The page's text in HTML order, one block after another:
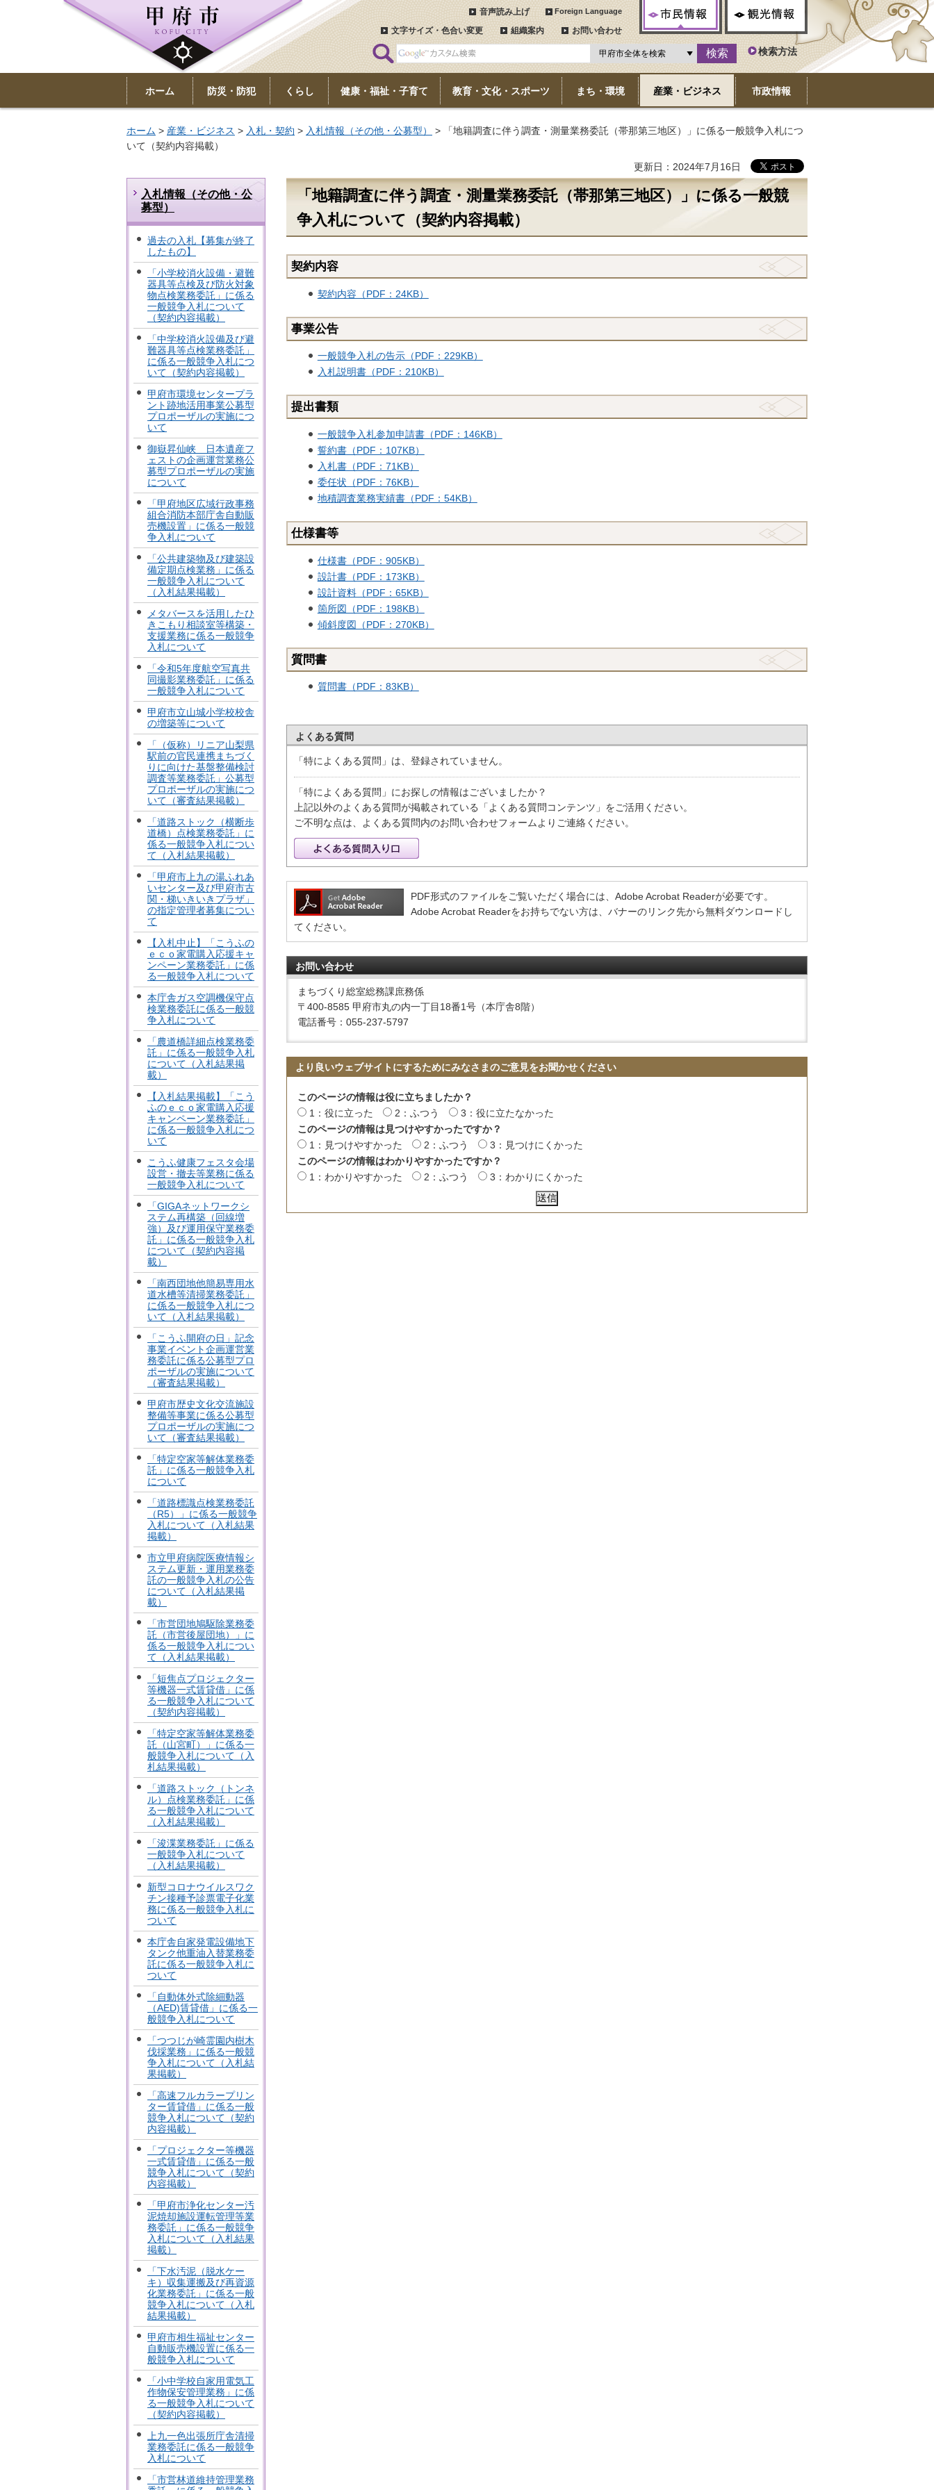
音声読み上げ Foreign Language
文字サイズ・色合い変更 組織案内 お問い合わせ
検索方法
ホーム 防災・防犯 くらし 健康・福祉・子育て 教育・文化・スポーツ まち・環境 産業・ビジネス 市政情報
ホーム > 産業・ビジネス > 入札・契約 > 入札情報（その他・公募型）
> 「地籍調査に伴う調査・測量業務委託（帯那第三地区）」に係る一般競争入札につ
いて（契約内容掲載）
更新日：2024年7月16日
入札情報（その他・公
募型）
過去の入札【募集が終了
したもの】
「小学校消火設備・避難
器具等点検及び防火対象
物点検業務委託」に係る
一般競争入札について
（契約内容掲載）
「中学校消火設備及び避
難器具等点検業務委託」
に係る一般競争入札につ
いて（契約内容掲載）
甲府市環境センタープラ
ント跡地活用事業公募型
プロポーザルの実施につ
いて
御嶽昇仙峡 日本遺産フ
ェストの企画運営業務公
募型プロポーザルの実施
について
「甲府地区広域行政事務
組合消防本部庁舎自動販
売機設置」に係る一般競
争入札について
「公共建築物及び建築設
備定期点検業務」に係る
一般競争入札について
（入札結果掲載）
メタバースを活用したひ
きこもり相談室等構築・
支援業務に係る一般競争
入札について
「令和5年度航空写真共
同撮影業務委託」に係る
一般競争入札について
甲府市立山城小学校校舎
の増築等について
「（仮称）リニア山梨県
駅前の官民連携まちづく
りに向けた基盤整備検討
調査等業務委託」公募型
プロポーザルの実施につ
いて（審査結果掲載）
「道路ストック（横断歩
道橋）点検業務委託」に
係る一般競争入札につい
て（入札結果掲載）
「甲府市上九の湯ふれあ
いセンター及び甲府市古
関・梯いきいきプラザ」
の指定管理者募集につい
て
【入札中止】「こうふの
ｅｃｏ家電購入応援キャ
ンペーン業務委託」に係
る一般競争入札について
本庁舎ガス空調機保守点
検業務委託に係る一般競
争入札について
「農道橋詳細点検業務委
託」に係る一般競争入札
について（入札結果掲
載）
【入札結果掲載】「こう
ふのｅｃｏ家電購入応援
キャンペーン業務委託」
に係る一般競争入札につ
いて
こうふ健康フェスタ会場
設営・撤去等業務に係る
一般競争入札について
「GIGAネットワークシ
ステム再構築（回線増
強）及び運用保守業務委
託」に係る一般競争入札
について（契約内容掲
載）
「南西団地他簡易専用水
道水槽等清掃業務委託」
に係る一般競争入札につ
いて（入札結果掲載）
「こうふ開府の日」記念
事業イベント企画運営業
務委託に係る公募型プロ
ポーザルの実施について
（審査結果掲載）
甲府市歴史文化交流施設
整備等事業に係る公募型
プロポーザルの実施につ
いて（審査結果掲載）
「特定空家等解体業務委
託」に係る一般競争入札
について
「道路標識点検業務委託
（R5）」に係る一般競争
入札について（入札結果
掲載）
市立甲府病院医療情報シ
ステム更新・運用業務委
託の一般競争入札の公告
について（入札結果掲
載）
「市営団地鳩駆除業務委
託（市営後屋団地）」に
係る一般競争入札につい
て（入札結果掲載）
「短焦点プロジェクター
等機器一式賃貸借」に係
る一般競争入札について
（契約内容掲載）
「特定空家等解体業務委
託（山宮町）」に係る一
般競争入札について（入
札結果掲載）
「道路ストック（トンネ
ル）点検業務委託」に係
る一般競争入札について
（入札結果掲載）
「浚渫業務委託」に係る
一般競争入札について
（入札結果掲載）
新型コロナウイルスワク
チン接種予診票電子化業
務に係る一般競争入札に
ついて
本庁舎自家発電設備地下
タンク他重油入替業務委
託に係る一般競争入札に
ついて
「自動体外式除細動器
（AED)賃貸借」に係る一
般競争入札について
「つつじが崎霊園内樹木
伐採業務」に係る一般競
争入札について（入札結
果掲載）
「高速フルカラープリン
ター賃貸借」に係る一般
競争入札について（契約
内容掲載）
「プロジェクター等機器
一式賃貸借」に係る一般
競争入札について（契約
内容掲載）
「甲府市浄化センター汚
泥焼却施設運転管理等業
務委託」に係る一般競争
入札について（入札結果
掲載）
「下水汚泥（脱水ケー
キ）収集運搬及び再資源
化業務委託」に係る一般
競争入札について（入札
結果掲載）
甲府市相生福祉センター
自動販売機設置に係る一
般競争入札について
「小中学校自家用電気工
作物保安管理業務」に係
る一般競争入札について
（契約内容掲載）
上九一色出張所庁舎清掃
業務委託に係る一般競争
入札について
「市営林道維持管理業務
「地籍調査に伴う調査・測量業務委託（帯那第三地区）」に係る一般競
争入札について（契約内容掲載）
契約内容
契約内容（PDF：24KB）
事業公告
一般競争入札の告示（PDF：229KB）
入札説明書（PDF：210KB）
提出書類
一般競争入札参加申請書（PDF：146KB）
誓約書（PDF：107KB）
入札書（PDF：71KB）
委任状（PDF：76KB）
地積調査業務実績書（PDF：54KB）
仕様書等
仕様書（PDF：905KB）
設計書（PDF：173KB）
設計資料（PDF：65KB）
箇所図（PDF：198KB）
傾斜度図（PDF：270KB）
質問書
質問書（PDF：83KB）
よくある質問
「特によくある質問」は、登録されていません。
「特によくある質問」にお探しの情報はございましたか？
上記以外のよくある質問が掲載されている「よくある質問コンテンツ」をご活用ください。
ご不明な点は、よくある質問内のお問い合わせフォームよりご連絡ください。
PDF形式のファイルをご覧いただく場合には、Adobe Acrobat Readerが必要です。
Adobe Acrobat Readerをお持ちでない方は、バナーのリンク先から無料ダウンロードし
てください。
お問い合わせ
まちづくり総室総務課庶務係
〒400-8585 甲府市丸の内一丁目18番1号（本庁舎8階）
電話番号：055-237-5797
より良いウェブサイトにするためにみなさまのご意見をお聞かせください
このページの情報は役に立ちましたか？
1：役に立った
2：ふつう
3：役に立たなかった
このページの情報は見つけやすかったですか？
1：見つけやすかった
2：ふつう
3：見つけにくかった
このページの情報はわかりやすかったですか？
1：わかりやすかった
2：ふつう 3：わかりにくかった